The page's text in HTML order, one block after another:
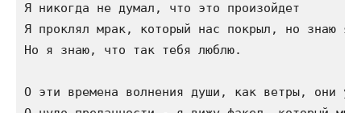
Я никогда не думал, что это произойдет
Я проклял мрак, который нас покрыл, но знаю
Но я знаю, что так тебя люблю.
О эти времена волнения души, как ветры, они